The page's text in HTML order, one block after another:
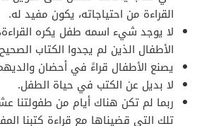
القراءة من احتياجاته، يكون مفيد له.
لا يوجد شيء اسمه طفل يكره
الأطفال الذين لم يجدوا الكتاب
يصنع الأطفال قراءً في أحضان
لا بديل عن الكتب في حياة الطفل.
ربما لم تكن هناك أيام من طفولتنا
تلك التي قضيناها مع قراءة كتبنا